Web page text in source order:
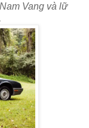
Vang và lữ